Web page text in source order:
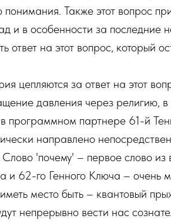
Также этот вопрос
и в особенности за последние
ответ на этот вопрос, который
цепляются за ответ на этот
давления через религию,
программном партнере 61-й
направлено
'почему' – первое слово из
и 62-го Генного Ключа – очень
место быть – квантовый
непрерывно вести нас